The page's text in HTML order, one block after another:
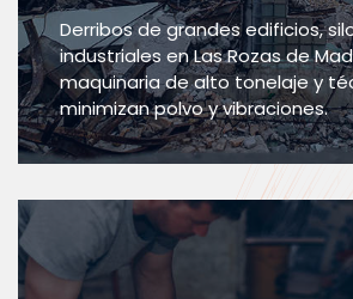
Derribos de grandes edificios,
industriales en Las Rozas de
maquinaria de alto tonelaje y
minimizan polvo y vibraciones.